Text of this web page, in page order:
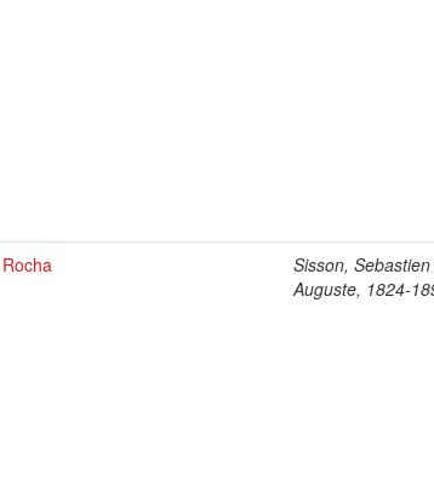
Sisson, Sebastien
Auguste, 1824-